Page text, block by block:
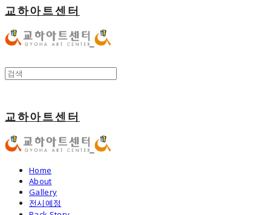
교하아트센터
교하아트센터
Home
About
Gallery
전시예정